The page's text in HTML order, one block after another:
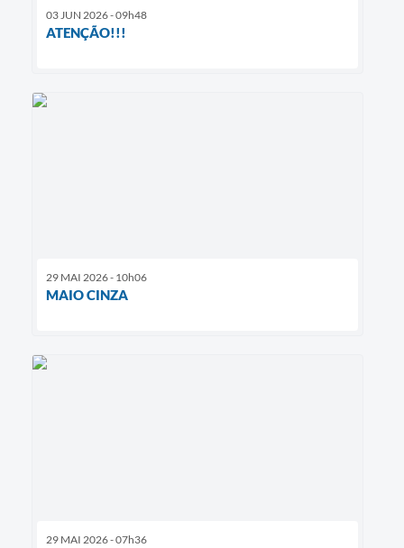
03 JUN 2026 - 09h48
ATENÇÃO!!!
29 MAI 2026 - 10h06
MAIO CINZA
29 MAI 2026 - 07h36